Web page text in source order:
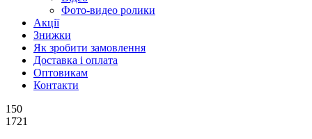
Фото-видео ролики
Акції
Знижки
Як зробити замовлення
Доставка і оплата
Оптовикам
Контакти
150
1721